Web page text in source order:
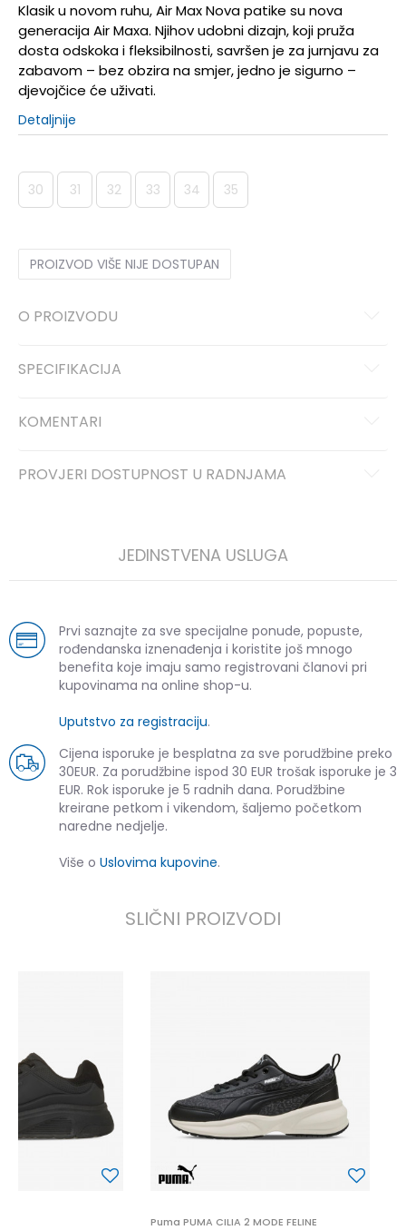
Klasik u novom ruhu, Air Max Nova patike su nova
generacija Air Maxa. Njihov udobni dizajn, koji pruža
dosta odskoka i fleksibilnosti, savršen je za jurnjavu za
zabavom – bez obzira na smjer, jedno je sigurno –
djevojčice će uživati.
Detaljnije
30 31 32 33 34 35
PROIZVOD VIŠE NIJE DOSTUPAN
O PROIZVODU
SPECIFIKACIJA
KOMENTARI
PROVJERI DOSTUPNOST U RADNJAMA
JEDINSTVENA USLUGA
Prvi saznajte za sve specijalne ponude, popuste,
rođendanska iznenađenja i koristite još mnogo
benefita koje imaju samo registrovani članovi pri
kupovinama na online shop-u.
Uputstvo za registraciju.
Cijena isporuke je besplatna za sve porudžbine preko
30EUR. Za porudžbine ispod 30 EUR trošak isporuke je 3
EUR. Rok isporuke je 5 radnih dana. Porudžbine
kreirane petkom i vikendom, šaljemo početkom
naredne nedjelje.
Više o Uslovima kupovine.
SLIČNI PROIZVODI
Puma PUMA CILIA 2 MODE FELINE